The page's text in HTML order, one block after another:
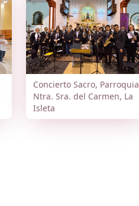
Concierto Sacro, Parroquia
Ntra. Sra. del Carmen, La
Isleta